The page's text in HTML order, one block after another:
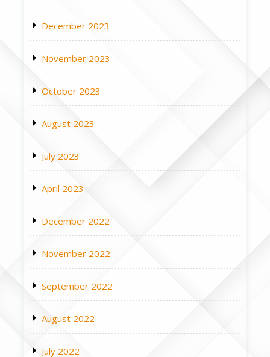
December 2023
November 2023
October 2023
August 2023
July 2023
April 2023
December 2022
November 2022
September 2022
August 2022
July 2022